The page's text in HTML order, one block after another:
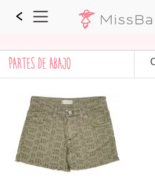
PARTES DE ABAJO